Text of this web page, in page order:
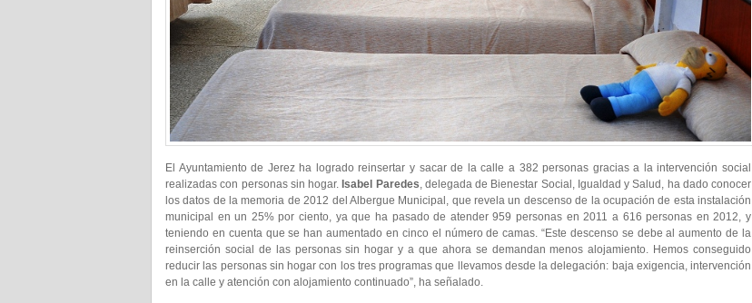
El Ayuntamiento de Jerez ha logrado reinsertar y sacar de la calle a 382 personas gracias a la intervención social
realizadas con personas sin hogar. Isabel Paredes, delegada de Bienestar Social, Igualdad y Salud, ha dado conocer
los datos de la memoria de 2012 del Albergue Municipal, que revela un descenso de la ocupación de esta instalación
municipal en un 25% por ciento, ya que ha pasado de atender 959 personas en 2011 a 616 personas en 2012, y
teniendo en cuenta que se han aumentado en cinco el número de camas. “Este descenso se debe al aumento de la
reinserción social de las personas sin hogar y a que ahora se demandan menos alojamiento. Hemos conseguido
reducir las personas sin hogar con los tres programas que llevamos desde la delegación: baja exigencia, intervención
en la calle y atención con alojamiento continuado”, ha señalado.